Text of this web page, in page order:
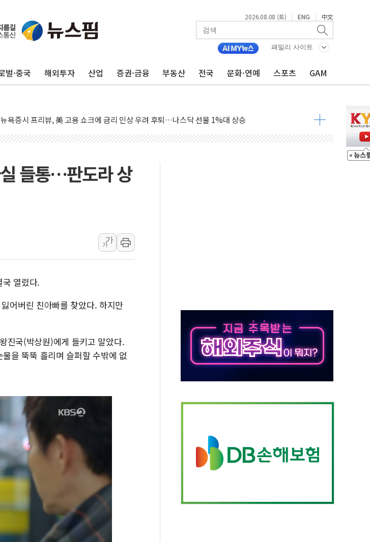
2026.08.08 (토) | ENG | 中文
패밀리 사이트
벌·중국 해외투자 산업 증권·금융 부동산 전국 문화·연예 스포츠 GAM
[종합] 이슬람 수니파 3국, '공동방위협정' 체결… 이스라엘·이란 위협에 맞설 자체 억지력 강화
트럼프, 백신·자폐증 행정명령 검토…"이르면 다음 주"
이란 핵심 원유 수출항 '하르그섬', 최근 1주일 이상 '올스톱'… 美 해상봉쇄 영향
美 고용 쇼크에 엔화 장중 급등…시장은 "또 개입했나" 촉각
뉴욕증시 프리뷰, 美 고용 쇼크에 금리 인상 우려 후퇴…나스닥 선물 1%대 상승
[종합] 美 7월 고용 2만3000명 감소 '쇼크'…9월 금리 인상 기대 후퇴
뉴욕증시 개장 전 특징주...아틀라시안·클라우드플레어·태양광주↑ VS 트레이드데스크·웬디스↓
보훈부, 미 DPAA와 MOU… "6·25 미군 실종자 7359명 끝까지 찾겠다"
李 대통령, '6시간 마라톤 부동산 2차 회의' 주재… "전폭적 공급 확대·속도전 총력"
트럼프, 中 겨냥 폴리실리콘 관세 15% 부과…美 태양광주 급등
이란와이어 "이란 최고지도자 위독…곧 사망해도 놀랍지 않아"
남동발전, 해남군에 국내 최대 규모 400MW 태양광 착공…여의도 1.6배 규모
들통…판도라 상
가
가
국 열렸다.
어버린 친아빠를 찾았다. 하지만
진국(박상원)에게 들키고 말았다.
을 뚝뚝 흘리며 슬퍼할 수밖에 없